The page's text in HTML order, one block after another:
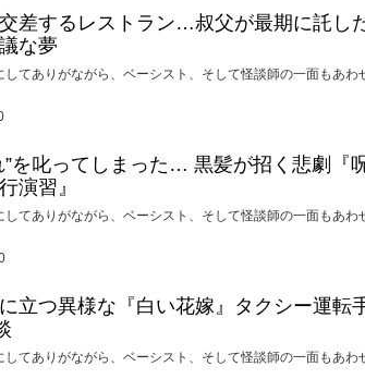
差するレストラン…叔父が最期に託し
な夢
してありがながら、ベーシスト、そして怪談師の一面もあわ
”を叱ってしまった… 黒髪が招く悲劇『
演習』
してありがながら、ベーシスト、そして怪談師の一面もあわ
立つ異様な『白い花嫁』タクシー運転
してありがながら、ベーシスト、そして怪談師の一面もあわ